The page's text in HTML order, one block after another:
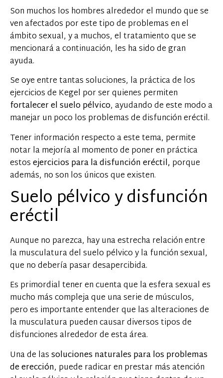
Son muchos los hombres alrededor el mundo que se
ven afectados por este tipo de problemas en el
ámbito sexual, y a muchos, el tratamiento que se
mencionará a continuación, les ha sido de gran
ayuda.
Se oye entre tantas soluciones, la práctica de los
ejercicios de Kegel por ser quienes permiten
fortalecer el suelo pélvico, ayudando de este modo a
manejar un poco los problemas de disfunción eréctil.
Tener información respecto a este tema, permite
notar la mejoría al momento de poner en práctica
estosejercicios para la disfunción eréctil, porque
además, no son los únicos que existen.
Suelo pélvico y disfunción
eréctil
Aunque no parezca, hay una estrecha relación entre
la musculatura del suelo pélvico y la función sexual,
que no debería pasar desapercibida.
Es primordial tener en cuenta que la esfera sexual es
mucho más compleja que una serie de músculos,
pero es importante entender que las alteraciones de
la musculatura pueden causar diversos tipos de
disfunciones alrededor de esta área.
Una de lassoluciones naturales para los problemas
de erección, puede radicar en prestar más atención